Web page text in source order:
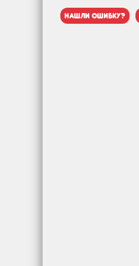
нашли ошибку?